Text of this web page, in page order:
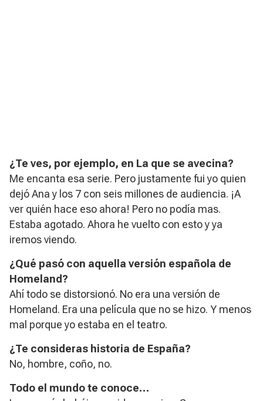
¿Te ves, por ejemplo, en La que se avecina?
Me encanta esa serie. Pero justamente fui yo quien
dejó Ana y los 7 con seis millones de audiencia. ¡A
ver quién hace eso ahora! Pero no podía mas.
Estaba agotado. Ahora he vuelto con esto y ya
iremos viendo.
​¿Qué pasó con aquella versión española de
Homeland?
Ahí todo se distorsionó. No era una versión de
Homeland. Era una película que no se hizo. Y menos
mal porque yo estaba en el teatro.
¿Te consideras historia de España?
No, hombre, coño, no.
Todo el mundo te conoce…